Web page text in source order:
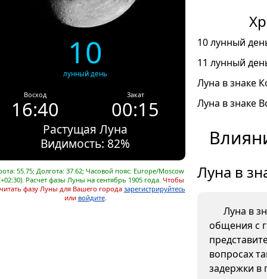
10
лунный день
Восход
16:40
Закат
00:15
Растущая Луна
Видимость: 82%
55.75; Долгота: 37.62; Часовой пояс: Europe/Moscow
Расчет фазы Луны на сентябрь 1905 года. Чтобы
фазу Луны для Вашего города зарегистрируйтесь
или войдите.
10 лунный
11 лунный
Луна в знаке
Луна в знаке
Луна в
Луна в
общения с
вопросах
задержки в